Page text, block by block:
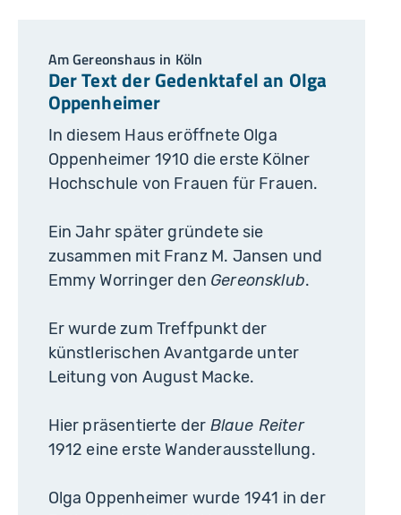
Am Gereonshaus in Köln
Der Text der Gedenktafel an Olga
Oppenheimer
In diesem Haus eröffnete Olga
Oppenheimer 1910 die erste Kölner
Hochschule von Frauen für Frauen.
Ein Jahr später gründete sie
zusammen mit Franz M. Jansen und
Emmy Worringer den Gereonsklub.
Er wurde zum Treffpunkt der
künstlerischen Avantgarde unter
Leitung von August Macke.
Hier präsentierte der Blaue Reiter
1912 eine erste Wanderausstellung.
Olga Oppenheimer wurde 1941 in der